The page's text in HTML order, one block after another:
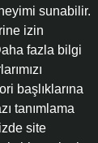
sunabilir.
izin
fazla bilgi
başlıklarına
tanımlama
site